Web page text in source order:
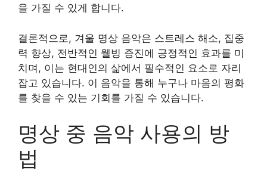
을 가질 수 있게 합니다.
결론적으로, 겨울 명상 음악은 스트레스 해소, 집중
력 향상, 전반적인 웰빙 증진에 긍정적인 효과를 미
치며, 이는 현대인의 삶에서 필수적인 요소로 자리
잡고 있습니다. 이 음악을 통해 누구나 마음의 평화
를 찾을 수 있는 기회를 가질 수 있습니다.
명상 중 음악 사용의 방
법